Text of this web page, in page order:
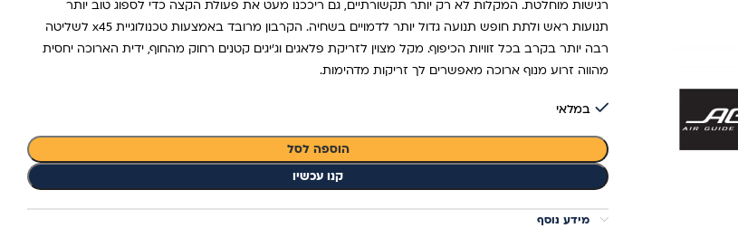
רגישות מוחלטת. המקלות לא רק יותר תקשורתיים, גם ריככנו מעט את פעולת הקצה כדי לספוג טוב יותר
תנועות ראש ולתת חופש תנועה גדול יותר לדמויים בשחיה. הקרבון מרובד באמצעות טכנולוגיית x45 לשליטה
רבה יותר בקרב בכל זוויות הכיפוף. מקל מצוין לזריקת פלאגים וג'יגים קטנים רחוק מהחוף, ידית הארוכה יחסית
מהווה זרוע מנוף ארוכה מאפשרים לך זריקות מדהימות.
במלאי
הוספה לסל
קנו עכשיו
מידע נוסף